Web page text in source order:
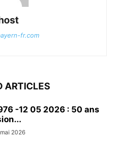
fr.com
ARTICLES
-12 05 2026 : 50 ans
2026